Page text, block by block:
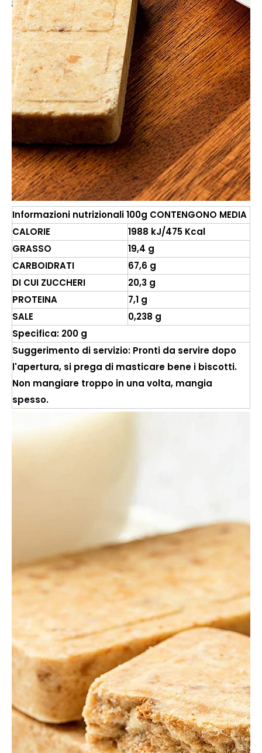
Informazioni nutrizionali 100g CONTENGONO MEDIA
CALORIE
1988 kJ/475 Kcal
GRASSO
19,4 g
CARBOIDRATI
67,6 g
DI CUI ZUCCHERI
20,3 g
PROTEINA
7,1 g
SALE
0,238 g
Specifica: 200 g
Suggerimento di servizio: Pronti da servire dopo
l'apertura, si prega di masticare bene i biscotti.
Non mangiare troppo in una volta, mangia
spesso.